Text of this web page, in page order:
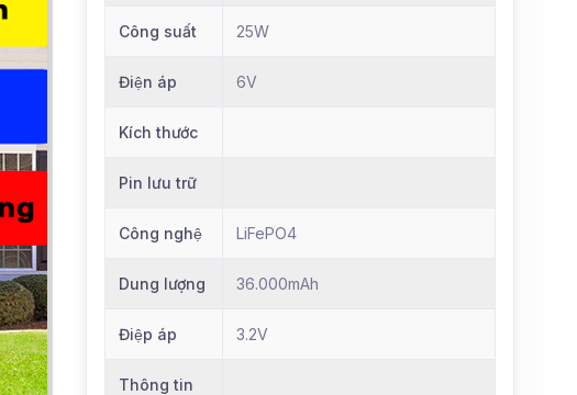
Công suất 25W
Điện áp 6V
Kích thước
Pin lưu trữ
Công nghệ LiFePO4
Dung lượng 36.000mAh
Điệp áp 3.2V
Thông tin